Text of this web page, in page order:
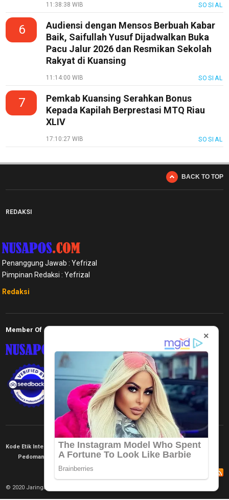
11:38:38 WIB SOSIAL
6
Audiensi dengan Mensos Berbuah Kabar
Baik, Saifullah Yusuf Dijadwalkan Buka
Pacu Jalur 2026 dan Resmikan Sekolah
Rakyat di Kuansing
11:14:00 WIB SOSIAL
7
Pemkab Kuansing Serahkan Bonus
Kepada Kapilah Berprestasi MTQ Riau
XLIV
17:10:27 WIB SOSIAL
BACK TO TOP
REDAKSI
Penanggung Jawab : Yefrizal
Pimpinan Redaksi : Yefrizal
Redaksi
Member Of
Kode Etik Internal KEJ Disclaimer
Tentang Kami
Pedoman Media Siber
Redaksi
© 2020 Jaringan Informasi. All rights reserved.
×